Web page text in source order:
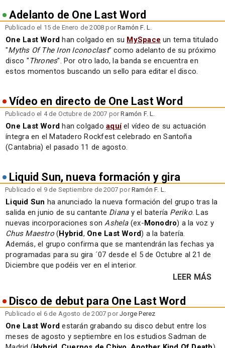
Adelanto de One Last Word
Publicado el 15 de Enero de 2008 porRamón F. L.
One Last Word han colgado en su MySpace un tema titulado
"Myths Of The Iron Iconoclast" como adelanto de su próximo
disco " Thrones". Por otro lado, la banda se encuentra en
estos momentos buscando un sello para editar el disco.
Vídeo en directo de One Last Word
Publicado el 4 de Octubre de 2007 porRamón F. L.
One Last Word han colgadoaquíel vídeo de su actuación
íntegra en el Matadero Rockfest celebrado en Santoña
(Cantabria) el pasado 11 de agosto.
Liquid Sun, nueva formación y gira
Publicado el 9 de Septiembre de 2007 porRamón F. L.
Liquid Sun ha anunciado la nueva formación del grupo tras la
salida en junio de su cantante Dianay el batería Periko. Las
nuevas incorporaciones sonAshela(ex-Monodro) a la voz y
Chus Maestro(Hybrid, One Last Word) a la batería.
Además, el grupo confirma que se mantendrán las fechas ya
programadas para su gira ´07 desde el 5 de Octubre al 21 de
Diciembre que podéis ver en el interior.
LEER MÁS
Disco de debut para One Last Word
Publicado el 6 de Agosto de 2007 porJorge Perez
One Last Word estarán grabando su disco debut entre los
meses de agosto y septiembre en los estudios Sadman de